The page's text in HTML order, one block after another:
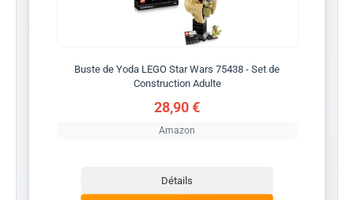
Buste de Yoda LEGO Star Wars 75438 - Set de
Construction Adulte
28,90 €
Amazon
Détails